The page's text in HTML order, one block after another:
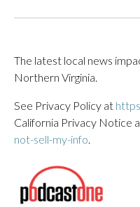
The latest local news
Northern Virginia.
See Privacy Policy at
California Privacy Notice
not-sell-my-info.